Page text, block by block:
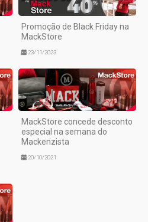
Promoção de Black Friday na
MackStore
23/11/2023
MackStore concede desconto
especial na semana do
Mackenzista
20/10/2021